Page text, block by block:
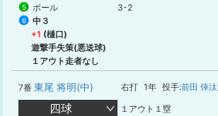
5 ボール 3-2
6
中３
+1 (樋口)
遊撃手失策(悪送球)
１アウト走者なし
7番 東尾 将明(中) 右打 1年 投手:前田 倖汰
四球 １アウト１塁